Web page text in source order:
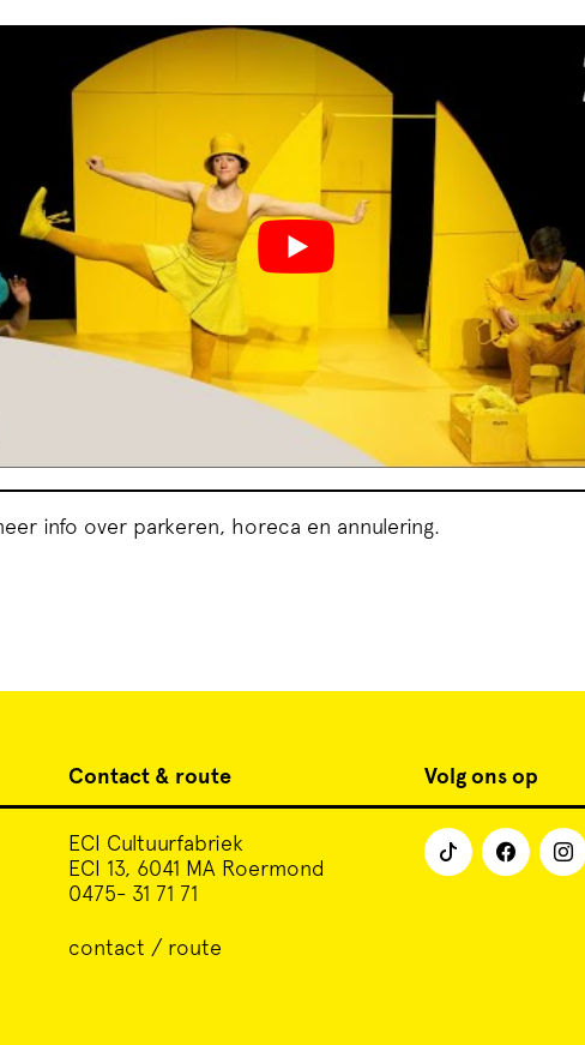
info over parkeren, horeca en annulering.
Contact & route
ECI Cultuurfabriek
ECI 13, 6041 MA Roermond
0475- 31 71 71
contact / route
Volg ons op